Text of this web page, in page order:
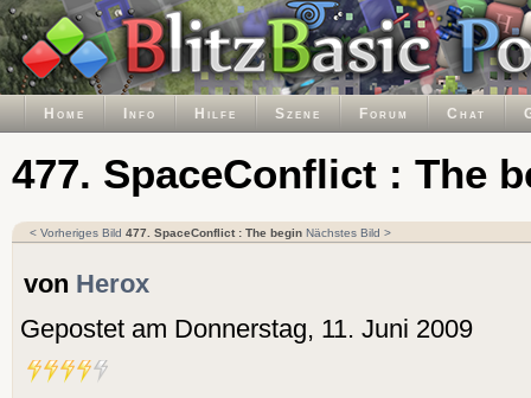
Home Info Hilfe Szene Forum Chat
477. SpaceConflict : The
< Vorheriges Bild 477. SpaceConflict : The begin Nächstes Bild >
von Herox
Gepostet am Donnerstag, 11. Juni 2009